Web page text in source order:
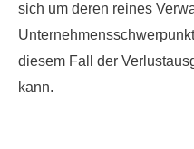
sich um deren reines
diesem Fall der
kann.